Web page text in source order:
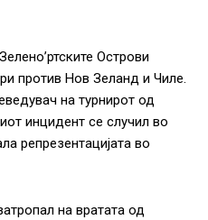
Острови
против Нов Зеланд и Чиле.
на турнирот од
инцидент се случил во
репрезентацијата во
на вратата од